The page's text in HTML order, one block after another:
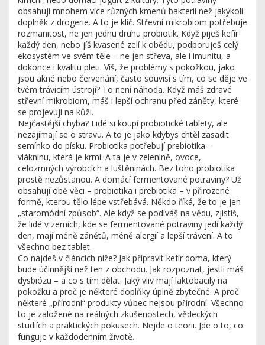
obsahují mnohem více různých kmenů bakterií než jakýkoli
doplněk z drogerie. A to je klíč. Střevní mikrobiom potřebuje
rozmanitost, ne jen jednu druhu probiotik. Když piješ kefír
každý den, nebo jíš kvasené zelí k obědu, podporuješ celý
ekosystém ve svém těle – ne jen střeva, ale i imunitu, a
dokonce i kvalitu pleti. Víš, že problémy s pokožkou, jako
jsou akné nebo červenání, často souvisí s tím, co se děje ve
tvém trávicím ústrojí? To není náhoda. Když máš zdravé
střevní mikrobiom, máš i lepší ochranu před záněty, které
se projevují na kůži.
Nejčastější chyba? Lidé si koupí probiotické tablety, ale
nezajímají se o stravu. A to je jako kdybys chtěl zasadit
semínko do písku. Probiotika potřebují prebiotika –
vlákninu, která je krmí. A ta je v zelenině, ovoce,
celozrnných výrobcích a luštěninách. Bez toho probiotika
prostě nezůstanou. A domácí fermentované potraviny? Už
obsahují obě věci – probiotika i prebiotika – v přirozené
formě, kterou tělo lépe vstřebává. Někdo říká, že to je jen
„staromódní způsob“. Ale když se podíváš na vědu, zjistíš,
že lidé v zemích, kde se fermentované potraviny jedí každý
den, mají méně zánětů, méně alergií a lepší trávení. A to
všechno bez tablet.
Co najdeš v článcích níže? Jak připravit kefír doma, který
bude účinnější než ten z obchodu. Jak rozpoznat, jestli máš
dysbiózu – a co s tím dělat. Jaký vliv mají laktobacily na
pokožku a proč je některé doplňky úplně zbytečné. A proč
některé „přírodní“ produkty vůbec nejsou přírodní. Všechno
to je založené na reálných zkušenostech, vědeckých
studiích a praktických pokusech. Nejde o teorii. Jde o to, co
funguje v každodenním životě.